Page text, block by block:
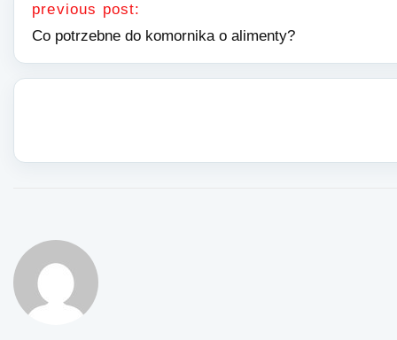
previous post:
Co potrzebne do komornika o alimenty?